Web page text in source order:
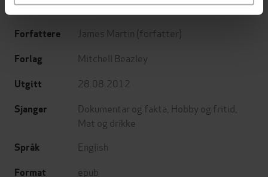
Undertittel The Essential Collection
Forfattere James Martin (forfatter)
Forlag Mitchell Beazley
Utgitt 28.08.2012
Sjanger Dokumentar og fakta Hobby og fritid
Mat og drikke
Språk English
Format epub